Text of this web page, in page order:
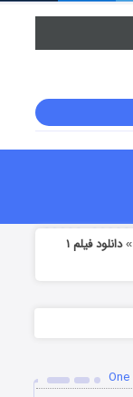
»
دانلود فیلم ۱